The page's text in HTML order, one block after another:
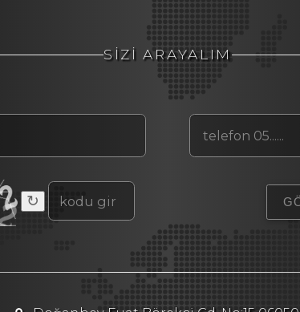
SİZİ ARAYALIM
↻